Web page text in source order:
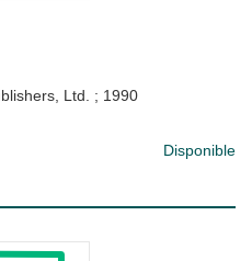
Ltd. ; 1990
Disponible